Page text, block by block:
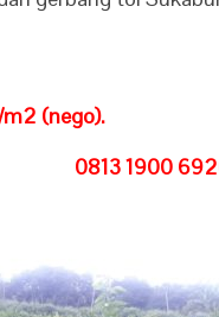
(nego).
0813 1900